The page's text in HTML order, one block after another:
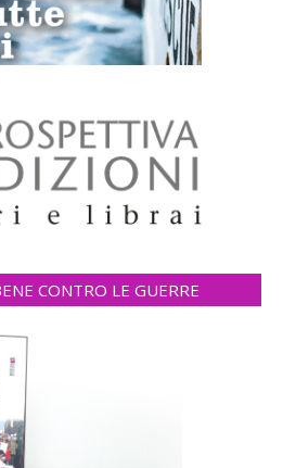
CONTRO LE GUERRE